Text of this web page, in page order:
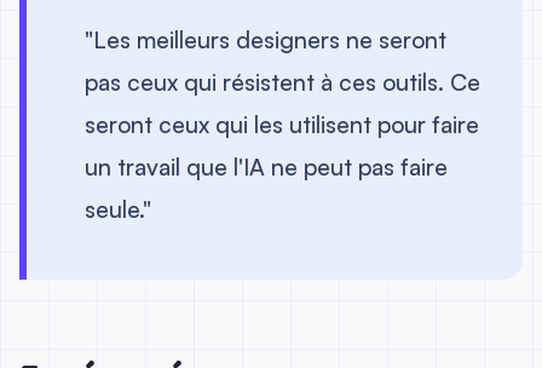
"Les meilleurs designers ne seront
pas ceux qui résistent à ces outils. Ce
seront ceux qui les utilisent pour faire
un travail que l'IA ne peut pas faire
seule."